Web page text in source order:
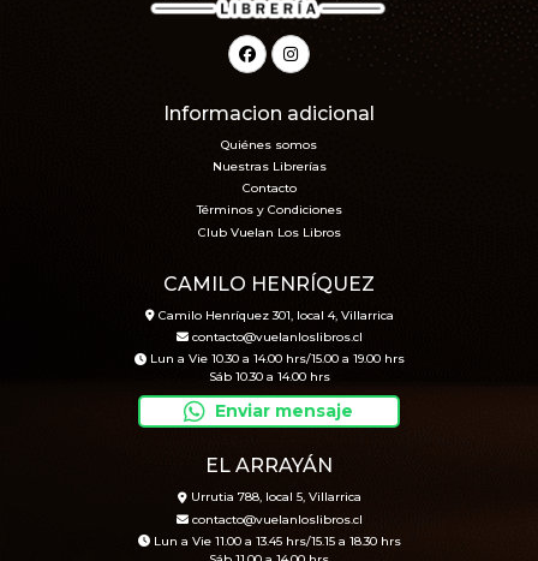
Informacion adicional
Quiénes somos
Nuestras Librerías
Contacto
Términos y Condiciones
Club Vuelan Los Libros
CAMILO HENRÍQUEZ
Camilo Henríquez 301, local 4, Villarrica
contacto@vuelanloslibros.cl
Lun a Vie 10.30 a 14.00 hrs/15.00 a 19.00 hrs
Sáb 10.30 a 14.00 hrs
Enviar mensaje
EL ARRAYÁN
Urrutia 788, local 5, Villarrica
contacto@vuelanloslibros.cl
Lun a Vie 11.00 a 13.45 hrs/15.15 a 18.30 hrs